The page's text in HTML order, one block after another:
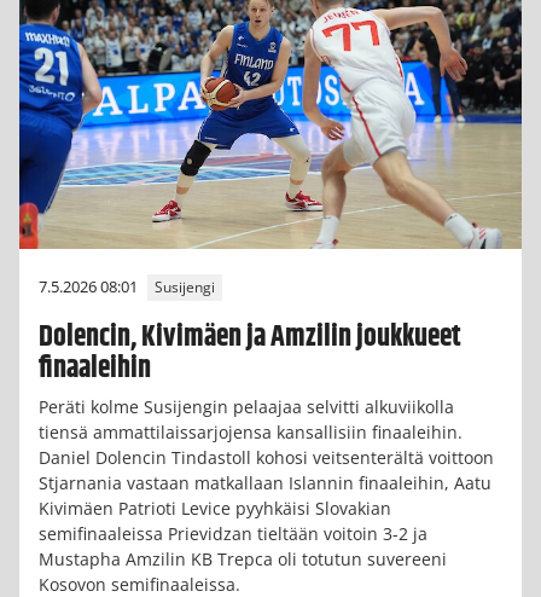
7.5.2026 08:01 Susijengi
Dolencin, Kivimäen ja Amzilin joukkueet
finaaleihin
Peräti kolme Susijengin pelaajaa selvitti alkuviikolla
tiensä ammattilaissarjojensa kansallisiin finaaleihin.
Daniel Dolencin Tindastoll kohosi veitsenterältä voittoon
Stjarnania vastaan matkallaan Islannin finaaleihin, Aatu
Kivimäen Patrioti Levice pyyhkäisi Slovakian
semifinaaleissa Prievidzan tieltään voitoin 3-2 ja
Mustapha Amzilin KB Trepca oli totutun suvereeni
Kosovon semifinaaleissa.